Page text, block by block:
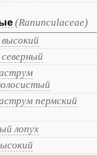
(Ranunculaceae)
пермский
лопух